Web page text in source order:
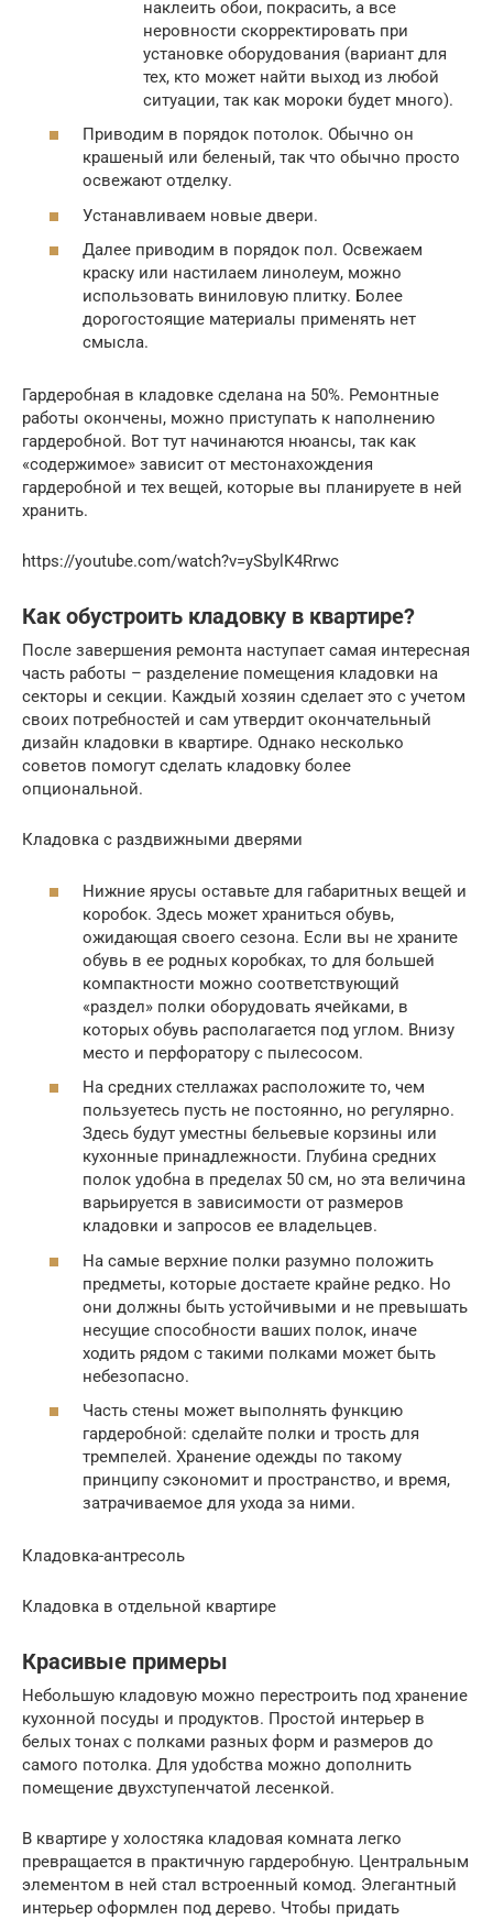
наклеить обои, покрасить, а все
неровности скорректировать при
установке оборудования (вариант для
тех, кто может найти выход из любой
ситуации, так как мороки будет много).
Приводим в порядок потолок. Обычно он
крашеный или беленый, так что обычно просто
освежают отделку.
Устанавливаем новые двери.
Далее приводим в порядок пол. Освежаем
краску или настилаем линолеум, можно
использовать виниловую плитку. Более
дорогостоящие материалы применять нет
смысла.
Гардеробная в кладовке сделана на 50%. Ремонтные
работы окончены, можно приступать к наполнению
гардеробной. Вот тут начинаются нюансы, так как
«содержимое» зависит от местонахождения
гардеробной и тех вещей, которые вы планируете в ней
хранить.
https://youtube.com/watch?v=ySbylK4Rrwc
Как обустроить кладовку в квартире?
После завершения ремонта наступает самая интересная
часть работы – разделение помещения кладовки на
секторы и секции. Каждый хозяин сделает это с учетом
своих потребностей и сам утвердит окончательный
дизайн кладовки в квартире. Однако несколько
советов помогут сделать кладовку более
опциональной.
Кладовка с раздвижными дверями
Нижние ярусы оставьте для габаритных вещей и
коробок. Здесь может храниться обувь,
ожидающая своего сезона. Если вы не храните
обувь в ее родных коробках, то для большей
компактности можно соответствующий
«раздел» полки оборудовать ячейками, в
которых обувь располагается под углом. Внизу
место и перфоратору с пылесосом.
На средних стеллажах расположите то, чем
пользуетесь пусть не постоянно, но регулярно.
Здесь будут уместны бельевые корзины или
кухонные принадлежности. Глубина средних
полок удобна в пределах 50 см, но эта величина
варьируется в зависимости от размеров
кладовки и запросов ее владельцев.
На самые верхние полки разумно положить
предметы, которые достаете крайне редко. Но
они должны быть устойчивыми и не превышать
несущие способности ваших полок, иначе
ходить рядом с такими полками может быть
небезопасно.
Часть стены может выполнять функцию
гардеробной: сделайте полки и трость для
тремпелей. Хранение одежды по такому
принципу сэкономит и пространство, и время,
затрачиваемое для ухода за ними.
Кладовка-антресоль
Кладовка в отдельной квартире
Красивые примеры
Небольшую кладовую можно перестроить под хранение
кухонной посуды и продуктов. Простой интерьер в
белых тонах с полками разных форм и размеров до
самого потолка. Для удобства можно дополнить
помещение двухступенчатой лесенкой.
В квартире у холостяка кладовая комната легко
превращается в практичную гардеробную. Центральным
элементом в ней стал встроенный комод. Элегантный
интерьер оформлен под дерево. Чтобы придать